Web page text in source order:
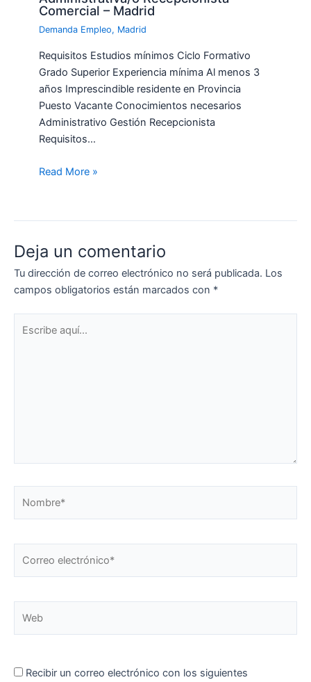
Comercial – Madrid
Demanda Empleo, Madrid
Requisitos Estudios mínimos Ciclo Formativo
Grado Superior Experiencia mínima Al menos 3
años Imprescindible residente en Provincia
Puesto Vacante Conocimientos necesarios
Administrativo Gestión Recepcionista
Requisitos…
Read More »
Deja un comentario
Tu dirección de correo electrónico no será publicada. Los
campos obligatorios están marcados con *
aquí...
electrónico*
Recibir un correo electrónico con los siguientes